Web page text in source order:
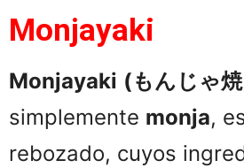
Monjayaki
Monjayaki (もんじゃ
simplemente monja,
rebozado, cuyos